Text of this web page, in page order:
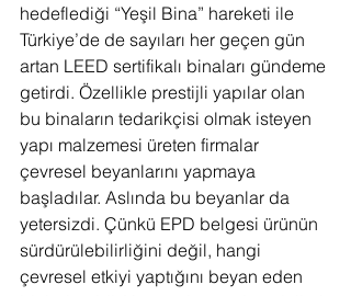
hedeflediği “Yeşil Bina” hareketi ile
Türkiye’de de sayıları her geçen gün
artan LEED sertifikalı binaları gündeme
getirdi. Özellikle prestijli yapılar olan
bu binaların tedarikçisi olmak isteyen
yapı malzemesi üreten firmalar
çevresel beyanlarını yapmaya
başladılar. Aslında bu beyanlar da
yetersizdi. Çünkü EPD belgesi ürünün
sürdürülebilirliğini değil, hangi
çevresel etkiyi yaptığını beyan eden